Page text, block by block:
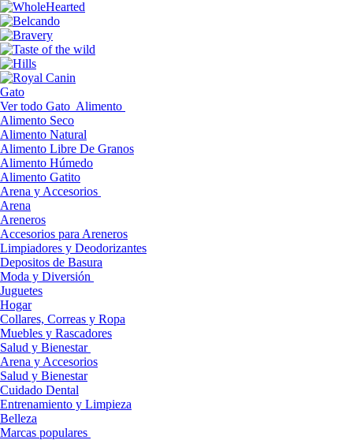
Gato
Ver todo Gato Alimento
Alimento Seco
Alimento Natural
Alimento Libre De Granos
Alimento Húmedo
Alimento Gatito
Arena y Accesorios
Arena
Areneros
Accesorios para Areneros
Limpiadores y Deodorizantes
Depositos de Basura
Moda y Diversión
Juguetes
Hogar
Collares, Correas y Ropa
Muebles y Rascadores
Salud y Bienestar
Arena y Accesorios
Salud y Bienestar
Cuidado Dental
Entrenamiento y Limpieza
Belleza
Marcas populares